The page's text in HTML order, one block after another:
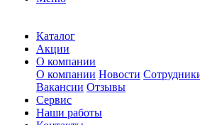
Каталог
Акции
О компании
О компании Новости
Вакансии Отзывы
Сервис
Наши работы